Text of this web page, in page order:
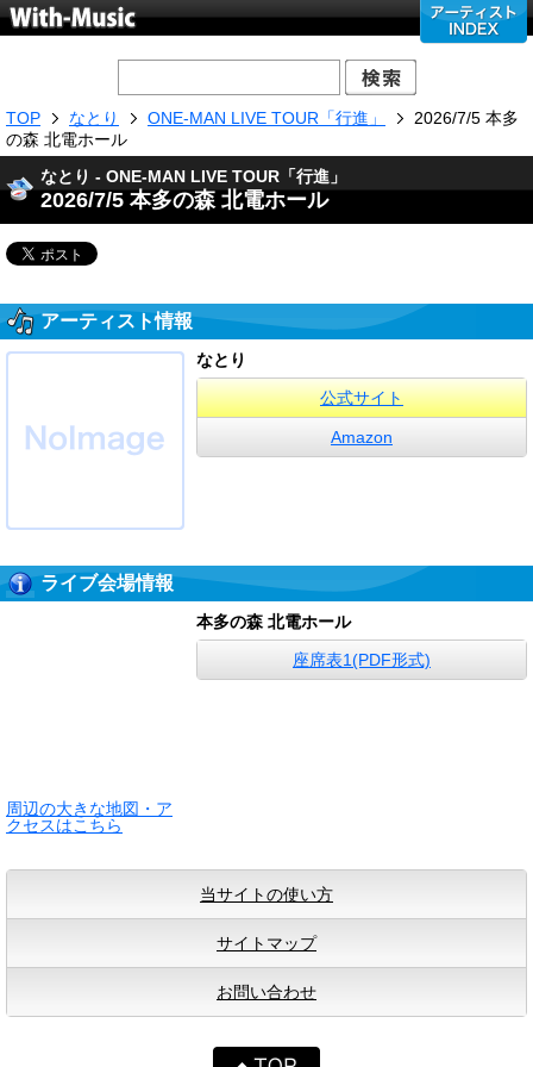
TOP なとり ONE-MAN LIVE TOUR「行進」
2026/7/5 本多
の森 北電ホール
なとり - ONE-MAN LIVE TOUR「行進」
2026/7/5 本多の森 北電ホール
アーティスト情報
なとり
公式サイト
Amazon
ライブ会場情報
周辺の大きな地図・ア
クセスはこちら
本多の森 北電ホール
座席表1(PDF形式)
当サイトの使い方
サイトマップ
お問い合わせ